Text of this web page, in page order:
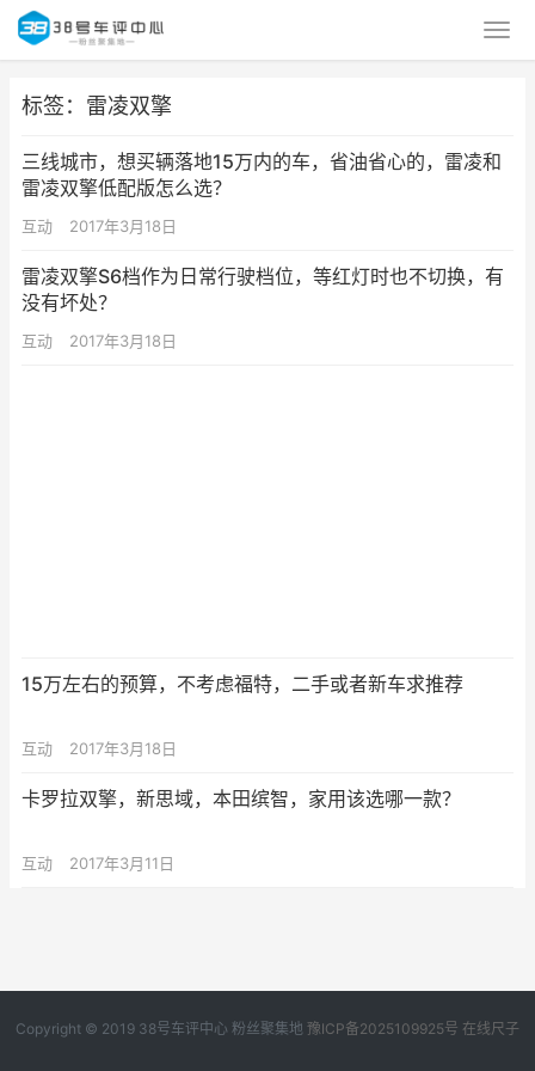
标签：雷凌双擎
三线城市，想买辆落地15万内的车，省油省心的，雷凌和
雷凌双擎低配版怎么选？
互动 2017年3月18日
雷凌双擎S6档作为日常行驶档位，等红灯时也不切换，有
没有坏处？
互动 2017年3月18日
15万左右的预算，不考虑福特，二手或者新车求推荐
互动 2017年3月18日
卡罗拉双擎，新思域，本田缤智，家用该选哪一款？
互动 2017年3月11日
Copyright © 2019 38号车评中心 粉丝聚集地 豫ICP备2025109925号 在线尺子